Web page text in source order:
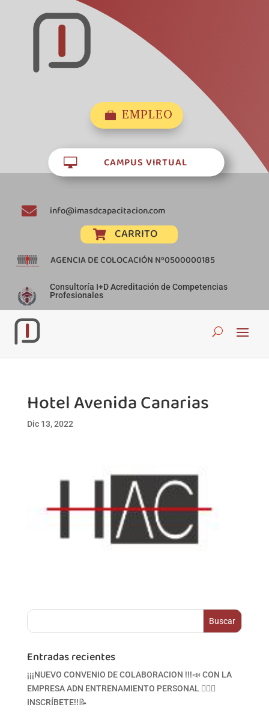
 EMPLEO
 CAMPUS VIRTUAL
 info@imasdcapacitacion.com
 CARRITO
AGENCIA DE COLOCACIÓN Nº0500000185
Consultoría I+D Acreditación de Competencias
Profesionales
Hotel Avenida Canarias
Dic 13, 2022
Entradas recientes
¡¡¡NUEVO CONVENIO DE COLABORACION !!!📣 CON LA
EMPRESA ADN ENTRENAMIENTO PERSONAL 🏋‍♀🥋
INSCRÍBETE!!📝